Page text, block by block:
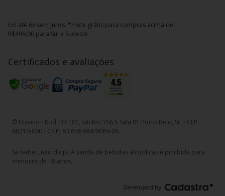
Em até 6x sem juros. *Frete grátis para compras acima de
R$499,00 para Sul e Sudeste
Certificados e avaliações
© Divvino - Rod. BR 101, s/n Km 156,5 Sala 01 Porto Belo, SC - CEP
88210-000 - CNPJ 83.646.984/0069-06.
Se beber, não dirija. A venda de bebidas alcoólicas é proibida para
menores de 18 anos.